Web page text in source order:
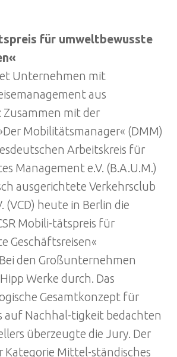
für umweltbewusste
Unternehmen mit
aus
Zusammen mit der
Mobilitätsmanager« (DMM)
Arbeitskreis für
Management e.V. (B.A.U.M.)
ausgerichtete Verkehrsclub
(VCD) heute in Berlin die
Mobili-tätspreis für
Geschäftsreisen«
den Großunternehmen
Werke durch. Das
Gesamtkonzept für
auf Nachhal-tigkeit bedachten
überzeugte die Jury. Der
Kategorie Mittel-ständisches